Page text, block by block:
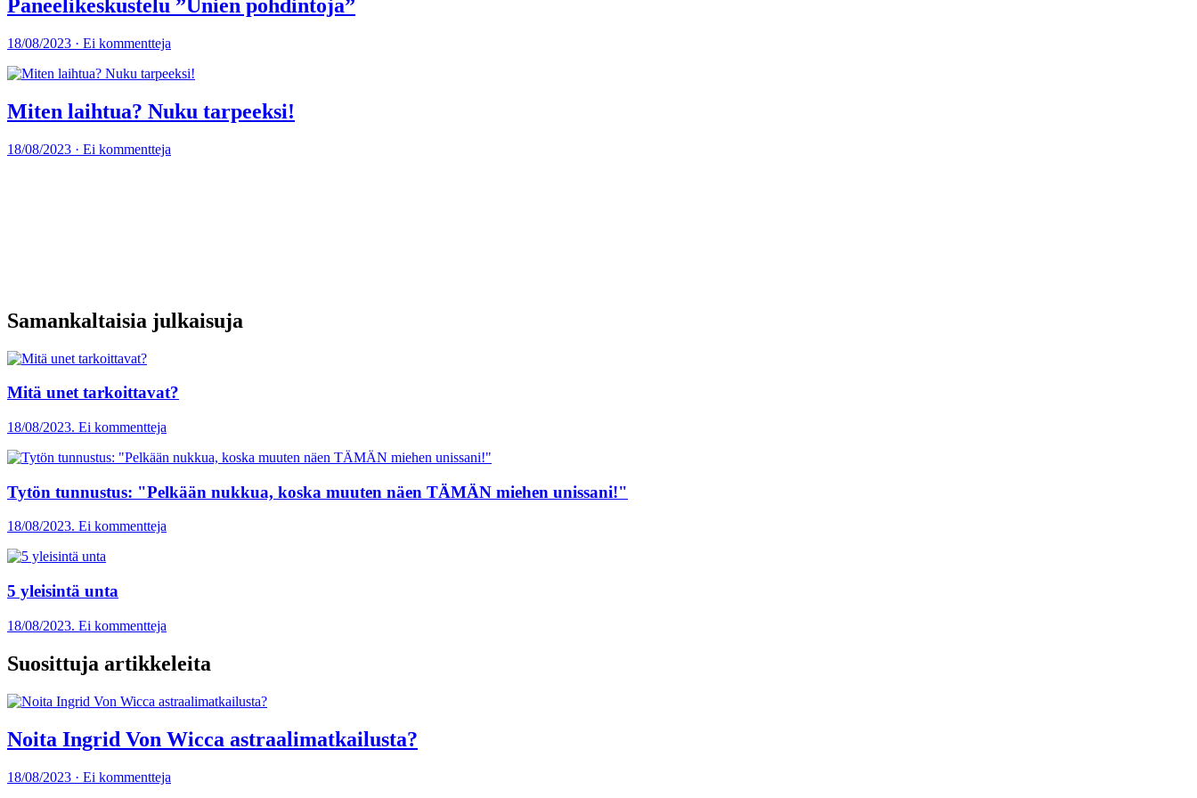
Paneelikeskustelu ”Unien pohdintoja”
18/08/2023 · Ei kommentteja
Miten laihtua? Nuku tarpeeksi!
18/08/2023 · Ei kommentteja
Samankaltaisia julkaisuja
Mitä unet tarkoittavat?
18/08/2023. Ei kommentteja
Tytön tunnustus: "Pelkään nukkua, koska muuten näen TÄMÄN miehen unissani!"
18/08/2023. Ei kommentteja
5 yleisintä unta
18/08/2023. Ei kommentteja
Suosittuja artikkeleita
Noita Ingrid Von Wicca astraalimatkailusta?
18/08/2023 · Ei kommentteja